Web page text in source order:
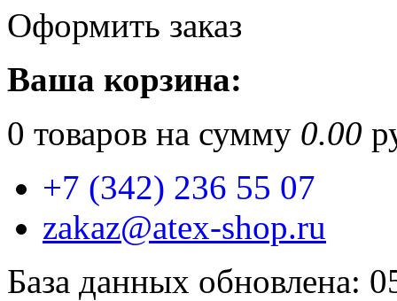
Оформить заказ
Ваша корзина:
0 товаров на сумму 0.00
+7 (342) 236 55 07
zakaz@atex-shop.ru
База данных обновлена: